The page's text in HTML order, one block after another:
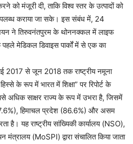
को मंजूरी दी, ताकि विश्व स्तर के उत्पादों को
कराया जा सके। इस संबंध में, 24
ने तिरुवनंतपुरम के थोननक्कल में लाइफ
पहले मेडिकल डिवाइस पार्कों में से एक का
2017 से जून 2018 तक राष्ट्रीय नमूना
के रूप में भारत में शिक्षा” पर रिपोर्ट के
साक्षर राज्य के रूप में उभरा है, जिसमें
हिमाचल प्रदेश (86.6%) और असम
है। यह राष्ट्रीय सांख्यिकी कार्यालय (NSO),
मंत्रालय (MoSPI) द्वारा संचालित किया जाता